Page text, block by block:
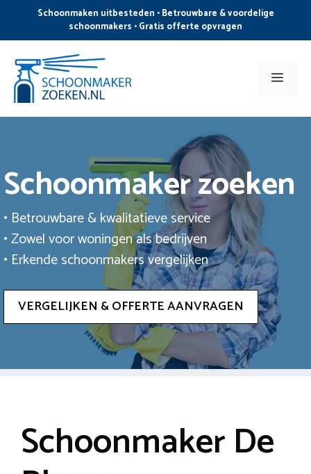
de
inhoud
Schoonmaken uitbesteden • Betrouwbare & voordelige
schoonmakers • Gratis offerte opvragen
Menu
Schoonmaker zoeken
• Betrouwbare & kwalitatieve service
• Zowel voor woningen als bedrijven
• Erkende schoonmakers vergelijken
VERGELIJKEN & OFFERTE AANVRAGEN
Schoonmaker De